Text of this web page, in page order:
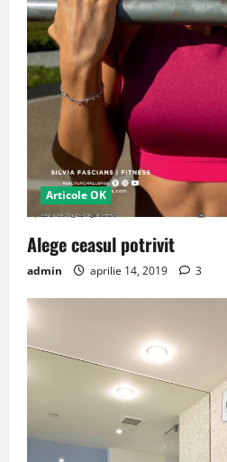
Articole OK
Alege ceasul potrivit
admin aprilie 14, 2019 3